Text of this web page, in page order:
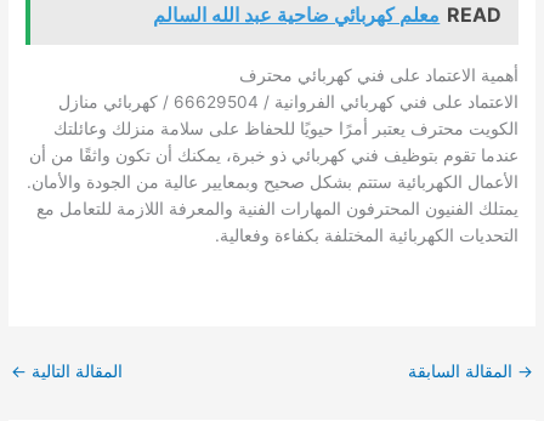
READ معلم كهربائي ضاحية عبد الله السالم
أهمية الاعتماد على فني كهربائي محترف
الاعتماد على فني كهربائي الفروانية / 66629504 / كهربائي منازل
الكويت محترف يعتبر أمرًا حيويًا للحفاظ على سلامة منزلك وعائلتك
عندما تقوم بتوظيف فني كهربائي ذو خبرة، يمكنك أن تكون واثقًا من أن
الأعمال الكهربائية ستتم بشكل صحيح وبمعايير عالية من الجودة والأمان.
يمتلك الفنيون المحترفون المهارات الفنية والمعرفة اللازمة للتعامل مع
التحديات الكهربائية المختلفة بكفاءة وفعالية.
→ المقالة السابقة المقالة التالية ←